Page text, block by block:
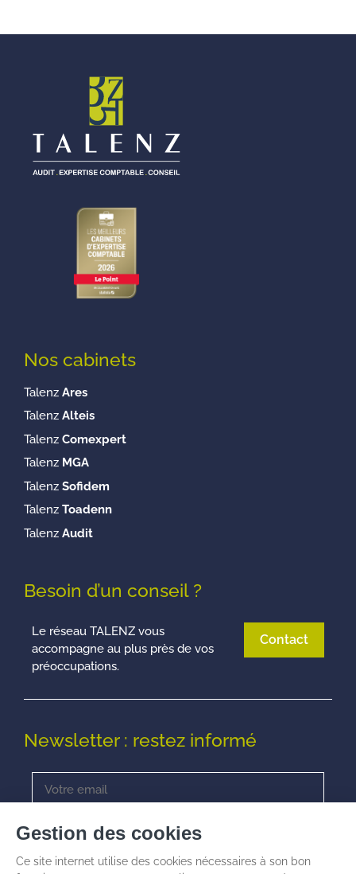
Nos cabinets
Talenz Ares
Talenz Alteis
Talenz Comexpert
Talenz MGA
Talenz Sofidem
Talenz Toadenn
Talenz Audit
Besoin d’un conseil ?
Le réseau TALENZ vous
accompagne au plus près de vos
préoccupations.
Contact
Newsletter : restez informé